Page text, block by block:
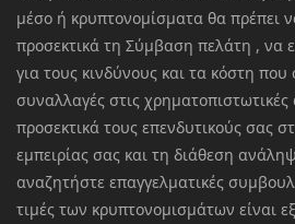
μέσο ή κρυπτονομίσματα θα πρέπει
προσεκτικά τη Σύμβαση πελάτη , να
για τους κινδύνους και τα κόστη που
συναλλαγές στις χρηματοπιστωτικές
προσεκτικά τους επενδυτικούς σας
εμπειρίας σας και τη διάθεση
αναζητήστε επαγγελματικές
τιμές των κρυπτονομισμάτων είναι